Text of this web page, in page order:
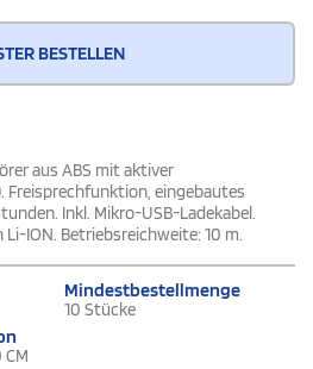
BESTELLEN
aus ABS mit aktiver
Freisprechfunktion, eingebautes
Inkl. Mikro-USB-Ladekabel.
ION. Betriebsreichweite: 10 m.
Mindestbestellmenge
10 Stücke
CM